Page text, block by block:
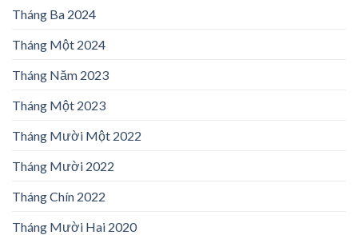
Tháng Ba 2024
Tháng Một 2024
Tháng Năm 2023
Tháng Một 2023
Tháng Mười Một 2022
Tháng Mười 2022
Tháng Chín 2022
Tháng Mười Hai 2020